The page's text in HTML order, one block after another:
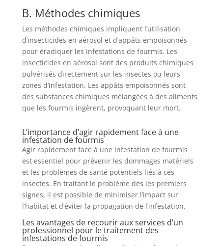
B. Méthodes chimiques
Les méthodes chimiques impliquent l’utilisation
d’insecticides en aérosol et d’appâts empoisonnés
pour éradiquer les infestations de fourmis. Les
insecticides en aérosol sont des produits chimiques
pulvérisés directement sur les insectes ou leurs
zones d’infestation. Les appâts empoisonnés sont
des substances chimiques mélangées à des aliments
que les fourmis ingèrent, provoquant leur mort.
L’importance d’agir rapidement face à une
infestation de fourmis
Agir rapidement face à une infestation de fourmis
est essentiel pour prévenir les dommages matériels
et les problèmes de santé potentiels liés à ces
insectes. En traitant le problème dès les premiers
signes, il est possible de minimiser l’impact sur
l’habitat et d’éviter la propagation de l’infestation.
Les avantages de recourir aux services d’un
professionnel pour le traitement des
infestations de fourmis